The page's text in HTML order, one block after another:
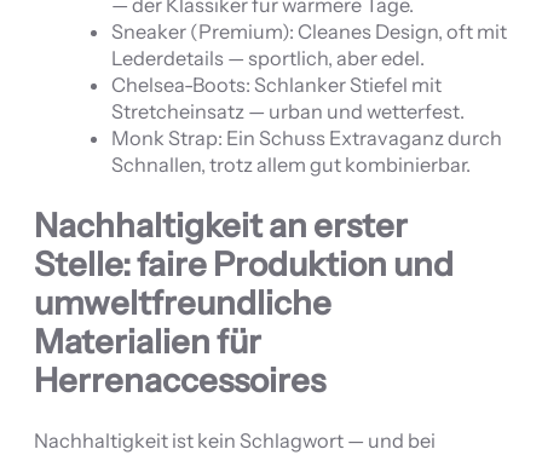
— der Klassiker für wärmere Tage.
Sneaker (Premium): Cleanes Design, oft mit
Lederdetails — sportlich, aber edel.
Chelsea-Boots: Schlanker Stiefel mit
Stretcheinsatz — urban und wetterfest.
Monk Strap: Ein Schuss Extravaganz durch
Schnallen, trotz allem gut kombinierbar.
Nachhaltigkeit an erster
Stelle: faire Produktion und
umweltfreundliche
Materialien für
Herrenaccessoires
Nachhaltigkeit ist kein Schlagwort — und bei